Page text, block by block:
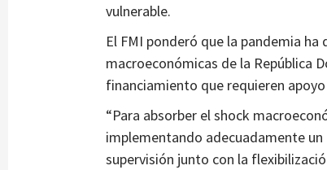
vulnerable.
El FMI ponderó que la pandemia
macroeconómicas de la República
financiamiento que requieren
“Para absorber el shock
implementando adecuadamente
supervisión junto con la